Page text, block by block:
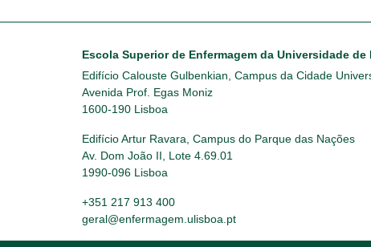
Escola Superior de Enfermagem da Universidade de
Edifício Calouste Gulbenkian, Campus da Cidade
Avenida Prof. Egas Moniz
1600-190 Lisboa
Edifício Artur Ravara, Campus do Parque das Nações
Av. Dom João II, Lote 4.69.01
1990-096 Lisboa
+351 217 913 400
geral@enfermagem.ulisboa.pt